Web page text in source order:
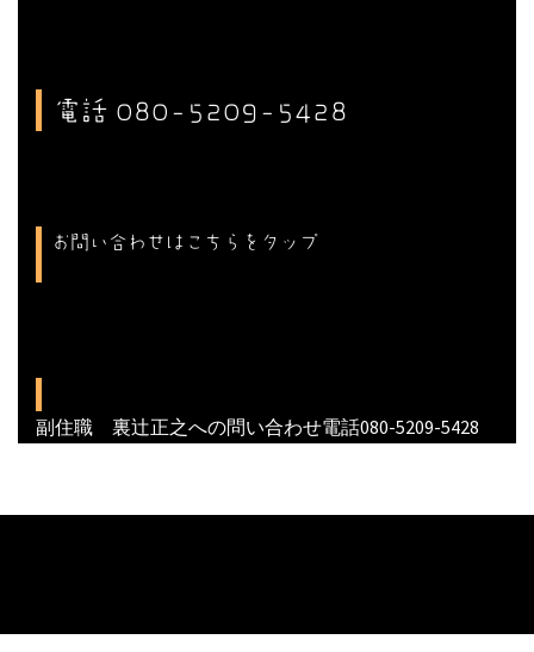
電話 080-5209-5428
お問い合わせはこちらをタップ
副住職 裏辻正之への問い合わせ電話080-5209-5428